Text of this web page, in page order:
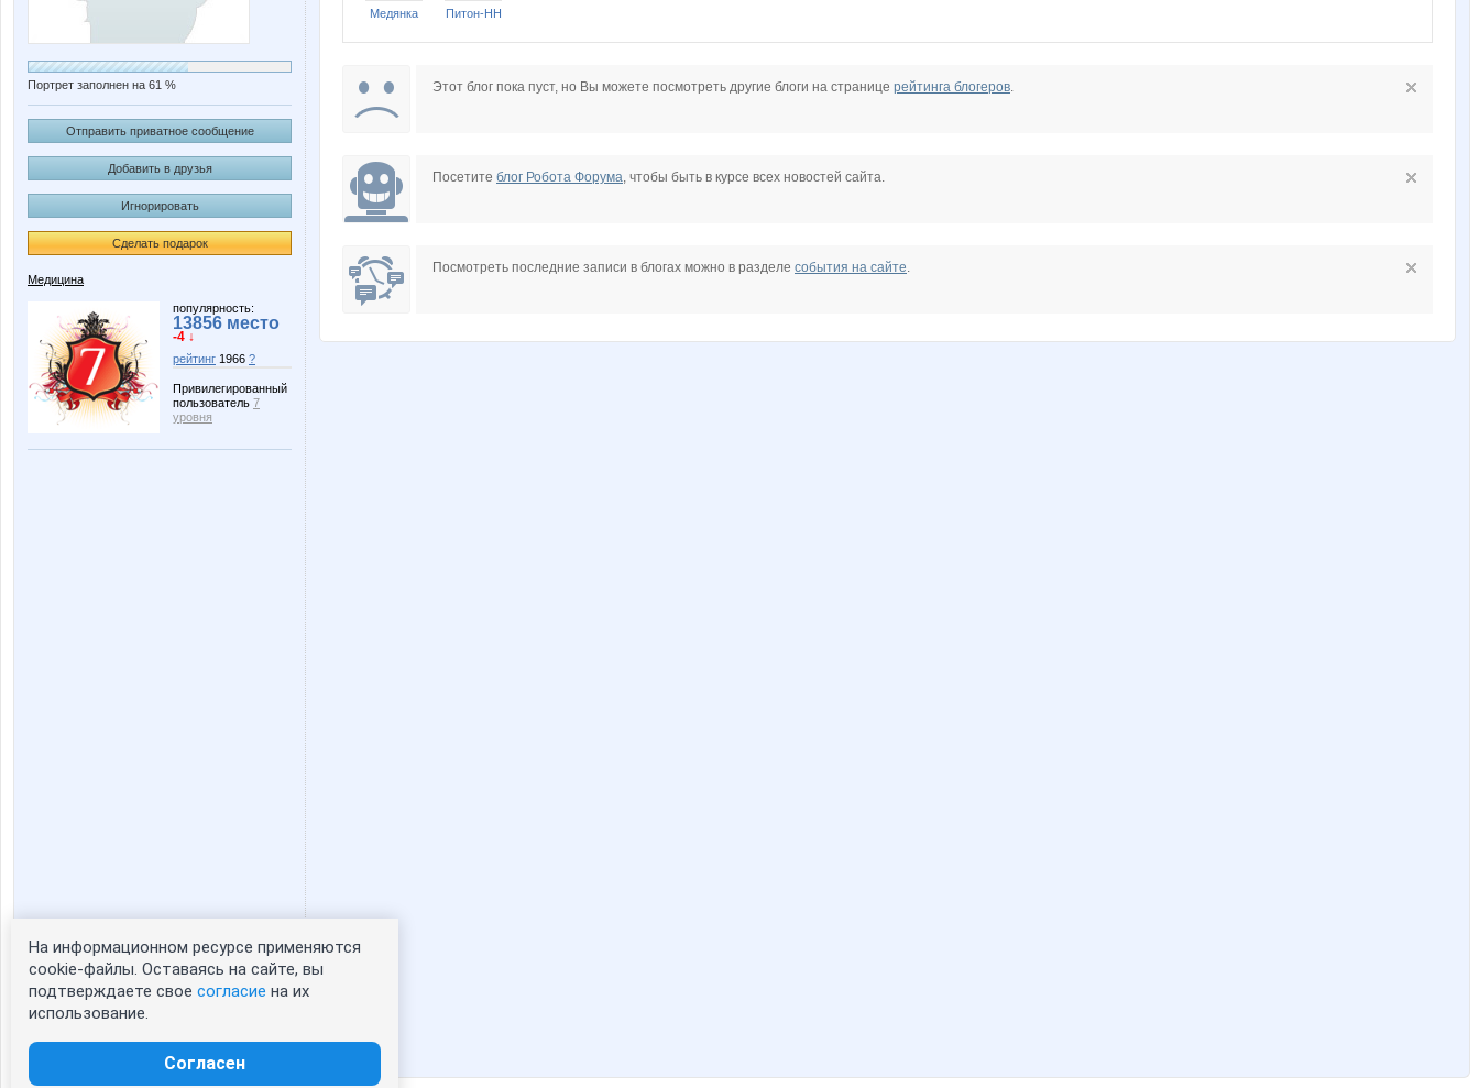
Портрет заполнен на 61 %
Отправить приватное сообщение
Добавить в друзья
Игнорировать
Сделать подарок
Медицина
популярность:
13856 место
-4 ↓
рейтинг 1966 ?
Привилегированный
пользователь 7
уровня
Статистика портрета:
сейчас просматривают портрет - 0
зарегистрированные пользователи
Медянка Питон-НН
Этот блог пока пуст, но Вы можете посмотреть другие блоги на странице рейтинга блогеров.
Посетите блог Робота Форума, чтобы быть в курсе всех новостей сайта.
Посмотреть последние записи в блогах можно в разделе события на сайте.
На информационном ресурсе применяются
cookie-файлы. Оставаясь на сайте, вы
подтверждаете свое согласие на их
использование.
Согласен